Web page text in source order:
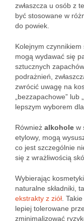
zwłaszcza u osób z
być stosowane w
do powiek.
Kolejnym czynnikiem
mogą wydawać się
sztucznych
podrażnień,
zwrócić uwagę na
„bezzapachowe”
lepszym wyborem
Również alkohole w
etylowy, mogą
co jest szczególnie
się z wrażliwością
Wybierając
naturalne składniki,
ekstrakty z ziół .
lepiej tolerowane
zminimalizować